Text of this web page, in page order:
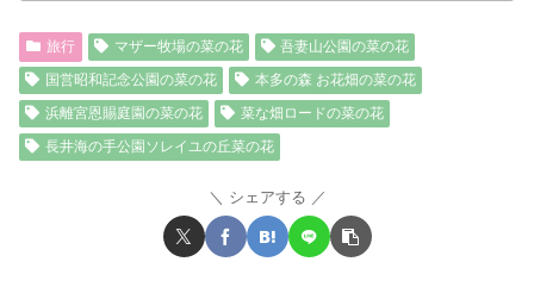
旅行 マザー牧場の菜の花
吾妻山公園の菜の花
国営昭和記念公園の菜の花
本多の森 お花畑の菜の花
浜離宮恩賜庭園の菜の花
菜な畑ロードの菜の花
長井海の手公園ソレイユの丘菜の花
シェアする